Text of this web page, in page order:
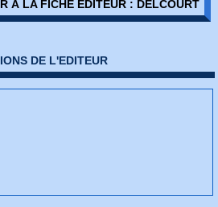
À LA FICHE EDITEUR : DELCOURT
DE L'EDITEUR